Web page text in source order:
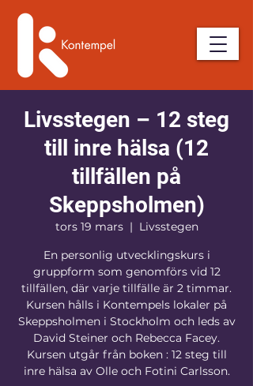
Livsstegen – 12 steg
till inre hälsa (12
tillfällen på
Skeppsholmen)
tors 19 mars
  |
Livsstegen
En personlig utvecklingskurs i
gruppform som genomförs vid 12
tillfällen, där varje tillfälle är 2 timmar.
Kursen hålls i Kontempels lokaler på
Skeppsholmen i Stockholm och leds av
David Steiner och Rebecca Facey.
Kursen utgår från boken : 12 steg till
inre hälsa av Olle och Fotini Carlsson.